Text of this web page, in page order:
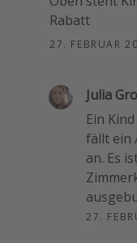
Rabatt
27. FEBRUAR
Julia
Ein
fällt ein
an. Es
27.